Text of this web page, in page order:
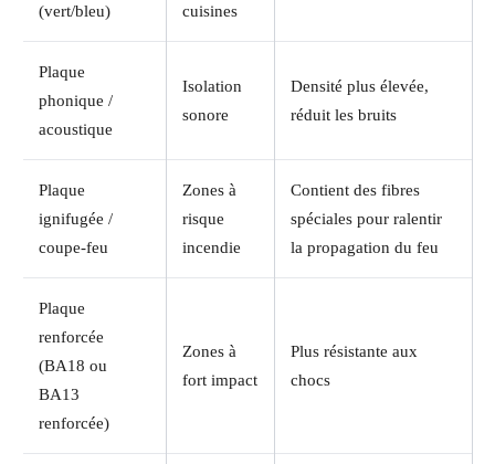
(vert/bleu)
cuisines
Plaque
phonique /
acoustique
Isolation
sonore
Densité plus élevée,
réduit les bruits
Plaque
ignifugée /
coupe-feu
Zones à
risque
incendie
Contient des fibres
spéciales pour ralentir
la propagation du feu
Plaque
renforcée
(BA18 ou
BA13
renforcée)
Zones à
fort impact
Plus résistante aux
chocs